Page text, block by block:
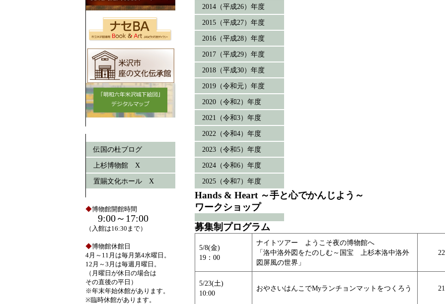
伝国の杜ブログ
上杉博物館 X
置賜文化ホール X
◆博物館開館時間
9:00～17:00
（入館は16:30まで）
◆博物館休館日
4月～11月は毎月第4水曜日。
12月～3月は毎週月曜日。
（月曜日が休日の場合は
その直後の平日）
※年末年始休館があります。
※臨時休館があります。
2014（平成26）年度
2015（平成27）年度
2016（平成28）年度
2017（平成29）年度
2018（平成30）年度
2019（令和元）年度
2020（令和2）年度
2021（令和3）年度
2022（令和4）年度
2023（令和5）年度
2024（令和6）年度
2025（令和7）年度
Hands & Heart ～手と心でかんじよう～
ワークショップ
募集制プログラム
5/8(金)
19：00
ナイトツアー ようこそ夜の博物館へ
「洛中洛外図をたのしむ～国宝 上杉本洛中洛外
図屏風の世界」
5/23(土)
10:00
おやさいはんこでMyランチョンマットをつくろう